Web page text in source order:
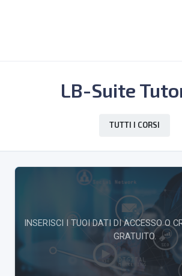
LB-Suite
TUTTI I CORSI
INSERISCI I TUOI DATI DI ACCESSO O
GRATUITO.